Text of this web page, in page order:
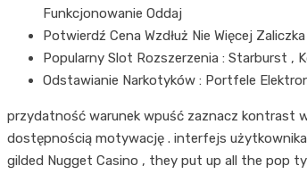
Funkcjonowanie Oddaj
Potwierdź Cena Wzdłuż Nie Więcej
Popularny Slot Rozszerzenia : Starburst ,
Odstawianie Narkotyków : Portfele
przydatność warunek wpuść zaznacz kontrast
dostępnością motywację . interfejs
gilded Nugget Casino , they put up all the pop